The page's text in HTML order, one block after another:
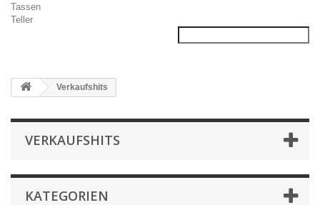
Tassen
Teller
Verkaufshits
VERKAUFSHITS
KATEGORIEN